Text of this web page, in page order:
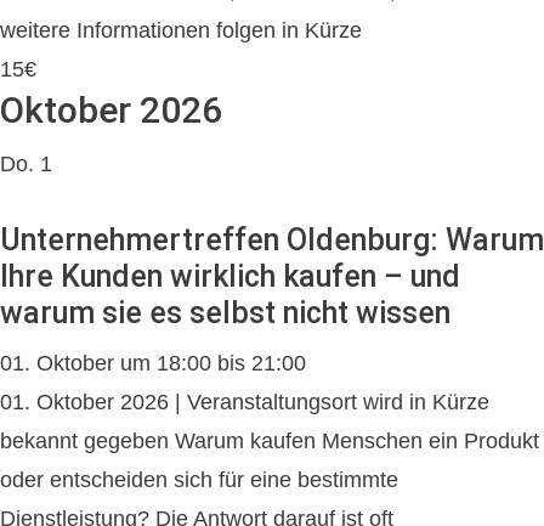
weitere Informationen folgen in Kürze
15€
Oktober 2026
Do. 1
Unternehmertreffen Oldenburg: Warum
Ihre Kunden wirklich kaufen – und
warum sie es selbst nicht wissen
01. Oktober um 18:00 bis 21:00
01. Oktober 2026 | Veranstaltungsort wird in Kürze
bekannt gegeben Warum kaufen Menschen ein Produkt
oder entscheiden sich für eine bestimmte
Dienstleistung? Die Antwort darauf ist oft